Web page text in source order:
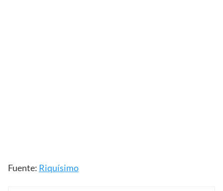
Fuente: Riquísimo